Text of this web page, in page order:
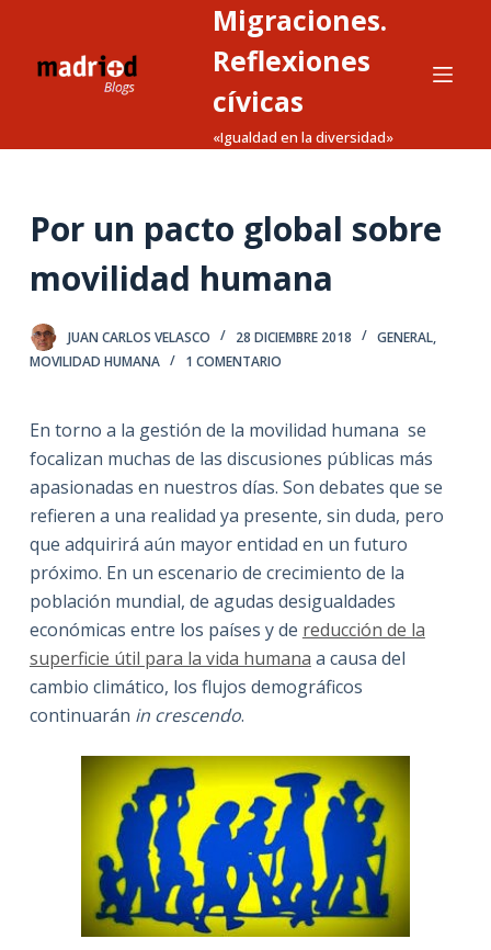
e
d
o
Migraciones.
Reflexiones
cívicas
«Igualdad en la diversidad»
Por un pacto global sobre
movilidad humana
JUAN CARLOS VELASCO 28 DICIEMBRE 2018 GENERAL,
MOVILIDAD HUMANA
1 COMENTARIO
En torno a la gestión de la movilidad humana se
focalizan muchas de las discusiones públicas más
apasionadas en nuestros días. Son debates que se
refieren a una realidad ya presente, sin duda, pero
que adquirirá aún mayor entidad en un futuro
próximo. En un escenario de crecimiento de la
población mundial, de agudas desigualdades
económicas entre los países y de reducción de la
superficie útil para la vida humana a causa del
cambio climático, los flujos demográficos
continuarán in crescendo.